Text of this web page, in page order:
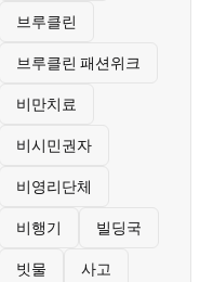
브루클린
브루클린 패션위크
비만치료
비시민권자
비영리단체
비행기 빌딩국
빗물 사고